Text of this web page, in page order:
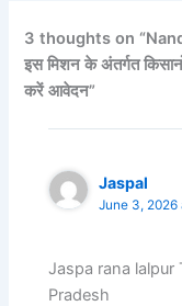
3 thoughts on
इस मिशन के अंतर्गत
करें आवेदन”
Jaspal
June 3, 2026
Jaspa rana lalpur
Pradesh